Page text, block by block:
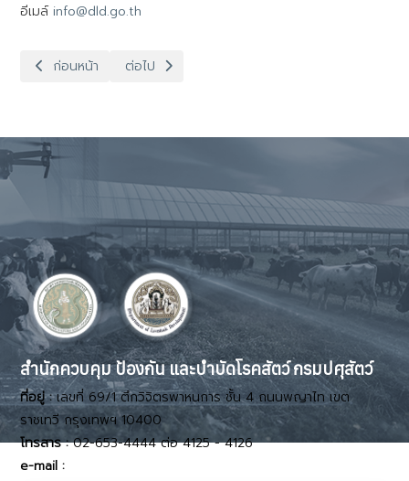
อีเมล์ info@dld.go.th
เนื้อหาก่อนหน้า: ทำเนียบบุคลากร
ก่อนหน้า เนื้อหาถัดไป: นโยบายการให้บริการเว็บไซต์
ต่อไป
สำนักควบคุม ป้องกัน และบำบัดโรคสัตว์ กรมปศุสัตว์
ที่อยู่ :เลขที่ 69/1 ตึกวิจิตรพาหนการ ชั้น 4 ถนนพญาไท เขต
ราชเทวี กรุงเทพฯ 10400
โทรสาร :02-653-4444 ต่อ 4125 - 4126
e-mail :